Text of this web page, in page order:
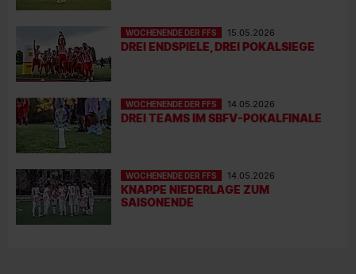
WOCHENENDE DER FFS 15.05.2026
DREI ENDSPIELE, DREI POKALSIEGE
WOCHENENDE DER FFS 14.05.2026
DREI TEAMS IM SBFV-POKALFINALE
WOCHENENDE DER FFS 14.05.2026
KNAPPE NIEDERLAGE ZUM
SAISONENDE